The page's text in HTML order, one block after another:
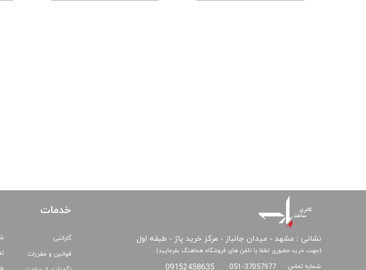
نشانی : مشهد - میدان جانباز - مرکز خرید پاژ - طبقه اول
شماره تماس : 051-37057977
(جهت خرید حضوری لطفا با تلفن های فروشگاه هماهنگ بفرمایید)
09152458635
خدمات
گارانتی
قوانین و مقررات